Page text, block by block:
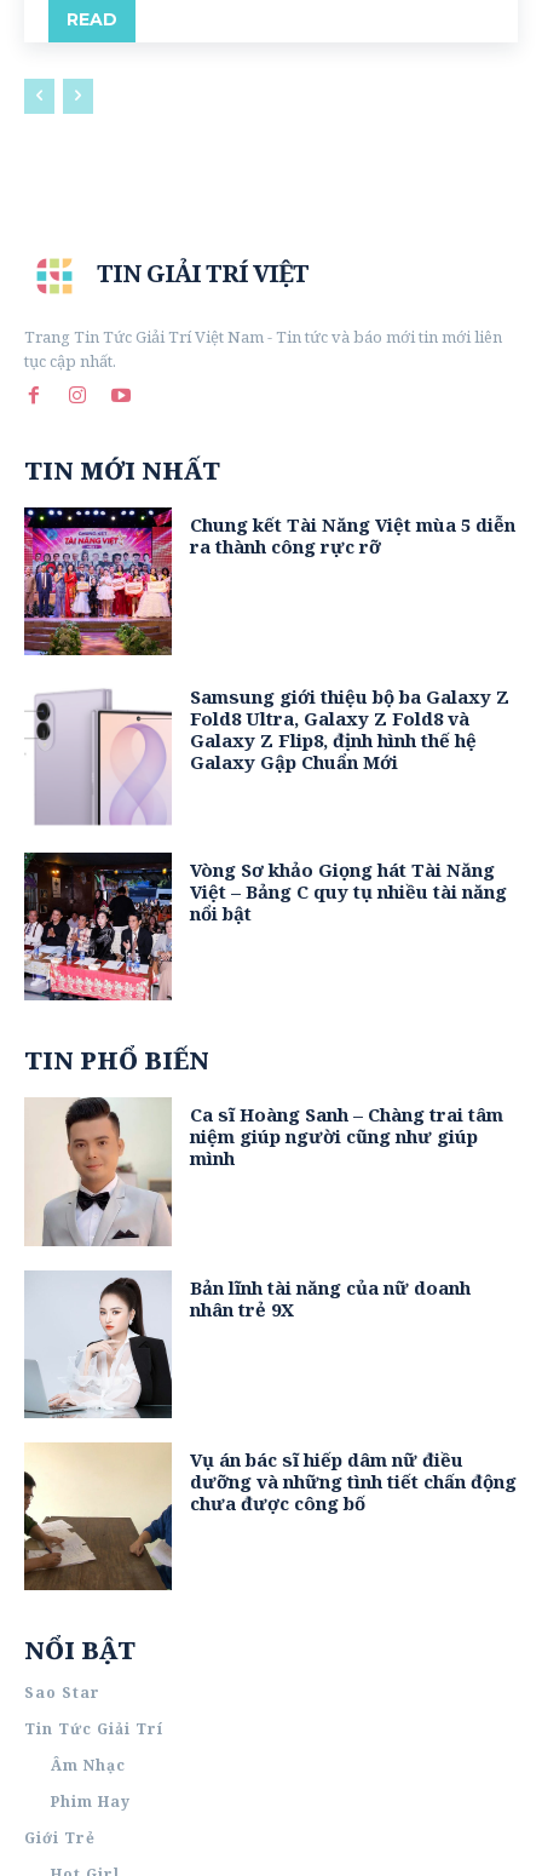
READ
TIN GIẢI TRÍ VIỆT
Trang Tin Tức Giải Trí Việt Nam - Tin tức và báo mới tin mới liên
tục cập nhất.
TIN MỚI NHẤT
Chung kết Tài Năng Việt mùa 5 diễn
ra thành công rực rỡ
Samsung giới thiệu bộ ba Galaxy Z
Fold8 Ultra, Galaxy Z Fold8 và
Galaxy Z Flip8, định hình thế hệ
Galaxy Gập Chuẩn Mới
Vòng Sơ khảo Giọng hát Tài Năng
Việt – Bảng C quy tụ nhiều tài năng
nổi bật
TIN PHỔ BIẾN
Ca sĩ Hoàng Sanh – Chàng trai tâm
niệm giúp người cũng như giúp
mình
Bản lĩnh tài năng của nữ doanh
nhân trẻ 9X
Vụ án bác sĩ hiếp dâm nữ điều
dưỡng và những tình tiết chấn động
chưa được công bố
NỔI BẬT
Sao Star
Tin Tức Giải Trí
Âm Nhạc
Phim Hay
Giới Trẻ